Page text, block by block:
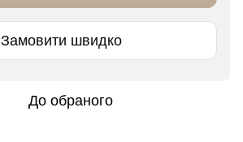
Замовити швидко
До обраного